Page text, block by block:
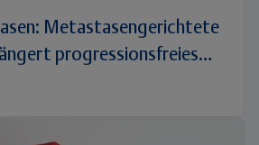
Metastasengerichtete
progressionsfreies